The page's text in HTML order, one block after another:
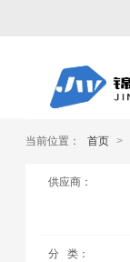
当前位置： 首页 >
供应商：
分 类：